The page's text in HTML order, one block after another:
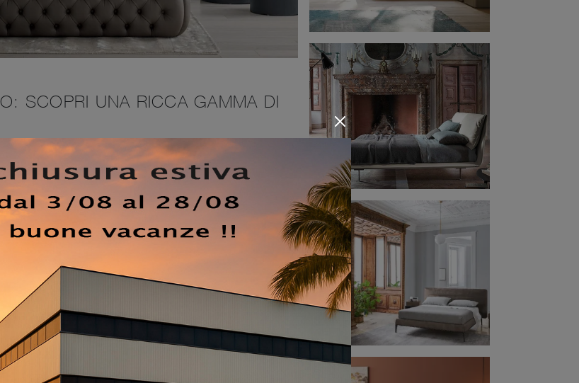
SCOPRI UNA RICCA GAMMA DI
notte è indispensabile valutare gli accostamenti
se desideri mobili design, il modello
gusto, che porta con sé tutta l'eccellenza
nel campo. Il
Letto Opera Lirico di Oggioni
durata nel tempo, qualità dei materiali e un
di Letti matrimoniali imbottiti: valorizza la tua